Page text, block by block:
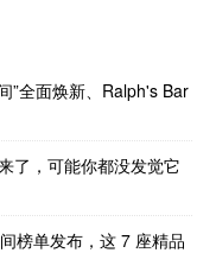
”全面焕新、Ralph's Bar
了，可能你都没发觉它
榜单发布，这 7 座精品